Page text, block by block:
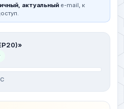
актуальный e-mail, к